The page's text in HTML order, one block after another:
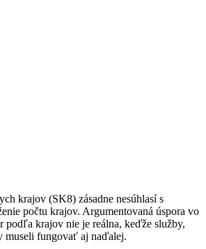
krajov (SK8) zásadne nesúhlasí s
počtu krajov. Argumentovaná úspora vo
podľa krajov nie je reálna, keďže služby,
museli fungovať aj naďalej.